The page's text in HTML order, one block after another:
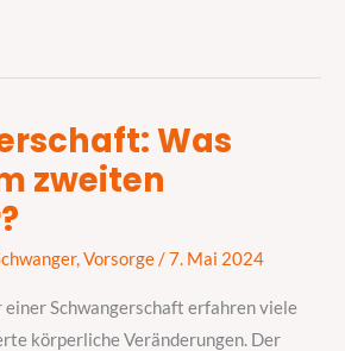
Was
zweiten
,Vorsorge/7. Mai 2024
Schwangerschaft erfahren viele
körperliche Veränderungen. Der